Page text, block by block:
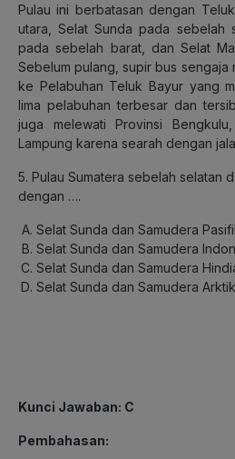
Pulau ini berbatasan dengan
utara, Selat Sunda pada sebelah
pada sebelah barat, dan Selat
Sebelum pulang, supir bus sengaja
ke Pelabuhan Teluk Bayur yang
lima pelabuhan terbesar dan
juga melewati Provinsi
Lampung karena searah dengan
5. Pulau Sumatera sebelah selatan
dengan ….
Selat Sunda dan Samudera
Selat Sunda dan Samudera
Selat Sunda dan Samudera
Selat Sunda dan Samudera Arktik
Kunci Jawaban: C
Pembahasan: